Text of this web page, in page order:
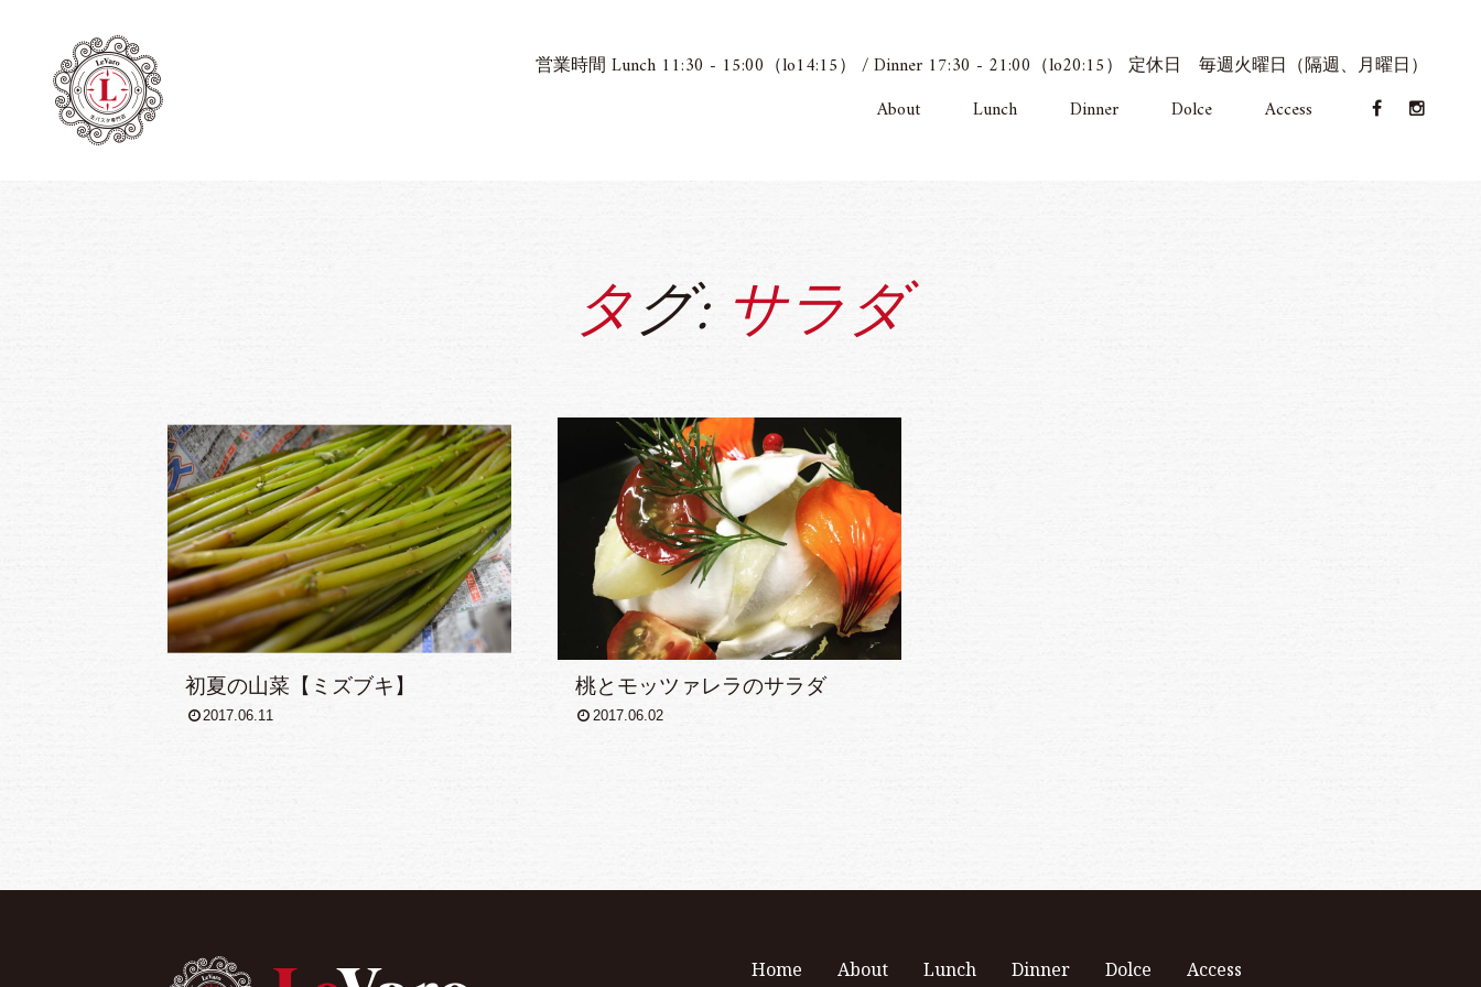
About Lunch Dinner Dolce Access
営業時間 Lunch 11:30 - 15:00（lo14:15） / Dinner 17:30 - 21:00（lo20:15） 定休日 毎週火曜日（隔週、月曜日）
タグ: サラダ
初夏の山菜【ミズブキ】
2017.06.11
桃とモッツァレラのサラダ
2017.06.02
Home About Lunch Dinner Dolce
Access